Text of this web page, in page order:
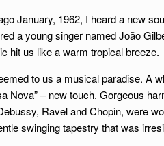
January, 1962, I heard a new
a young singer named João
hit us like a warm tropical breeze.
to us a musical paradise. A
Nova” – new touch. Gorgeous
Ravel and Chopin, were
swinging tapestry that was